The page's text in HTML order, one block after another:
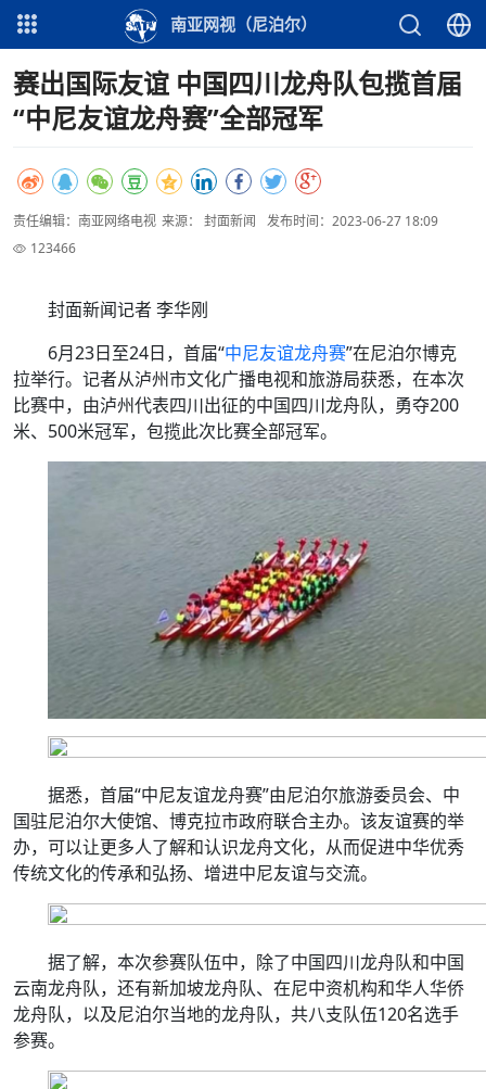
南亚网视（尼泊尔）
赛出国际友谊 中国四川龙舟队包揽首届
“中尼友谊龙舟赛”全部冠军
责任编辑：南亚网络电视 来源： 封面新闻
发布时间：2023-06-27 18:09
123466
封面新闻记者 李华刚
6月23日至24日，首届“中尼友谊龙舟赛”在尼泊尔博克
拉举行。记者从泸州市文化广播电视和旅游局获悉，在本次
比赛中，由泸州代表四川出征的中国四川龙舟队，勇夺200
米、500米冠军，包揽此次比赛全部冠军。
据悉，首届“中尼友谊龙舟赛”由尼泊尔旅游委员会、中
国驻尼泊尔大使馆、博克拉市政府联合主办。该友谊赛的举
办，可以让更多人了解和认识龙舟文化，从而促进中华优秀
传统文化的传承和弘扬、增进中尼友谊与交流。
据了解，本次参赛队伍中，除了中国四川龙舟队和中国
云南龙舟队，还有新加坡龙舟队、在尼中资机构和华人华侨
龙舟队，以及尼泊尔当地的龙舟队，共八支队伍120名选手
参赛。